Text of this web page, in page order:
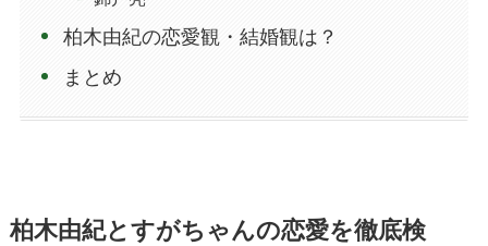
柏木由紀の恋愛観・結婚観は？
まとめ
柏木由紀とすがちゃんの恋愛を徹底検